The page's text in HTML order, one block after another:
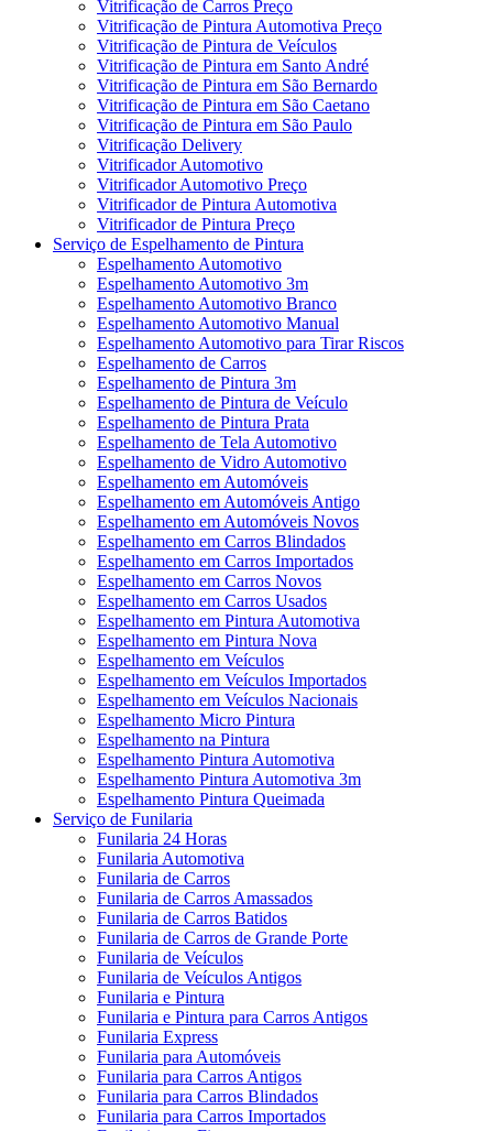
Vitrificação de Carros Preço
Vitrificação de Pintura Automotiva Preço
Vitrificação de Pintura de Veículos
Vitrificação de Pintura em Santo André
Vitrificação de Pintura em São Bernardo
Vitrificação de Pintura em São Caetano
Vitrificação de Pintura em São Paulo
Vitrificação Delivery
Vitrificador Automotivo
Vitrificador Automotivo Preço
Vitrificador de Pintura Automotiva
Vitrificador de Pintura Preço
Serviço de Espelhamento de Pintura
Espelhamento Automotivo
Espelhamento Automotivo 3m
Espelhamento Automotivo Branco
Espelhamento Automotivo Manual
Espelhamento Automotivo para Tirar Riscos
Espelhamento de Carros
Espelhamento de Pintura 3m
Espelhamento de Pintura de Veículo
Espelhamento de Pintura Prata
Espelhamento de Tela Automotivo
Espelhamento de Vidro Automotivo
Espelhamento em Automóveis
Espelhamento em Automóveis Antigo
Espelhamento em Automóveis Novos
Espelhamento em Carros Blindados
Espelhamento em Carros Importados
Espelhamento em Carros Novos
Espelhamento em Carros Usados
Espelhamento em Pintura Automotiva
Espelhamento em Pintura Nova
Espelhamento em Veículos
Espelhamento em Veículos Importados
Espelhamento em Veículos Nacionais
Espelhamento Micro Pintura
Espelhamento na Pintura
Espelhamento Pintura Automotiva
Espelhamento Pintura Automotiva 3m
Espelhamento Pintura Queimada
Serviço de Funilaria
Funilaria 24 Horas
Funilaria Automotiva
Funilaria de Carros
Funilaria de Carros Amassados
Funilaria de Carros Batidos
Funilaria de Carros de Grande Porte
Funilaria de Veículos
Funilaria de Veículos Antigos
Funilaria e Pintura
Funilaria e Pintura para Carros Antigos
Funilaria Express
Funilaria para Automóveis
Funilaria para Carros Antigos
Funilaria para Carros Blindados
Funilaria para Carros Importados